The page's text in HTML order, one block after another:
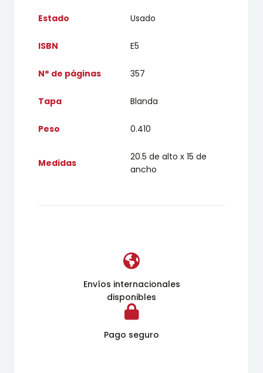
Estado Usado
ISBN E5
N° de páginas 357
Tapa Blanda
Peso 0.410
Medidas
20.5 de alto x 15 de
ancho
Envíos internacionales
disponibles
Pago seguro